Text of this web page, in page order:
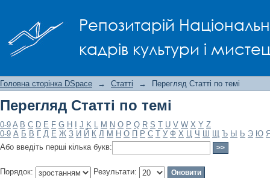
Репозитарій
кадрів культури і
Головна сторінка DSpace → Статті → Перегляд Статті по темі
Перегляд Статті по темі
0-9 A B C D E F G H J K L M N O P Q R S T U V W X Y Z
0-9 А Б В Г Д Е Ж З И Й К Л М Н О П Р С Т У Ф Х Ц Ч Ш Щ Ъ Ы Ь Э Ю
Або введіть перші кілька букв:
Порядок: Результати: